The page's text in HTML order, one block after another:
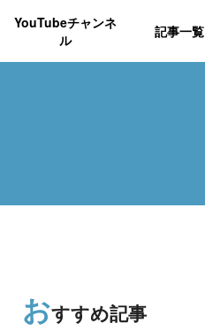
YouTubeチャンネ
ル
記事一覧
おすすめ記事